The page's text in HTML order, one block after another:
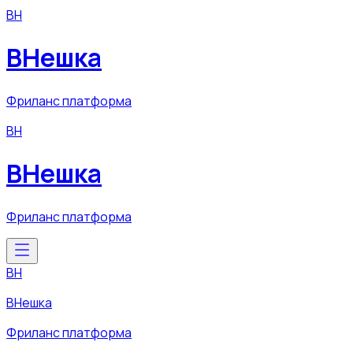
ВН
ВНешка
Фриланс платформа
ВН
ВНешка
Фриланс платформа
ВН
ВНешка
Фриланс платформа